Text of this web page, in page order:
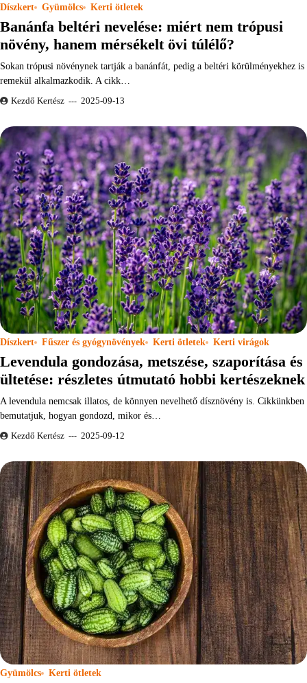
Díszkert Gyümölcs Kerti ötletek
Banánfa beltéri nevelése: miért nem trópusi
növény, hanem mérsékelt övi túlélő?
Sokan trópusi növénynek tartják a banánfát, pedig a beltéri körülményekhez is
remekül alkalmazkodik. A cikk…
Kezdő Kertész 2025-09-13
Díszkert Fűszer és gyógynövények Kerti ötletek Kerti virágok
Levendula gondozása, metszése, szaporítása és
ültetése: részletes útmutató hobbi kertészeknek
A levendula nemcsak illatos, de könnyen nevelhető dísznövény is. Cikkünkben
bemutatjuk, hogyan gondozd, mikor és…
Kezdő Kertész 2025-09-12
Gyümölcs Kerti ötletek